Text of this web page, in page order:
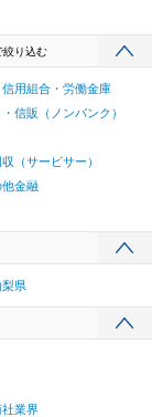
絞り込む
用組合・労働金庫
信販（ノンバンク）
（サービサー）
他金融
梨県
社業界